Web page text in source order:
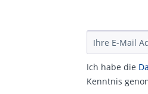
Ich habe die
Kennt­nis